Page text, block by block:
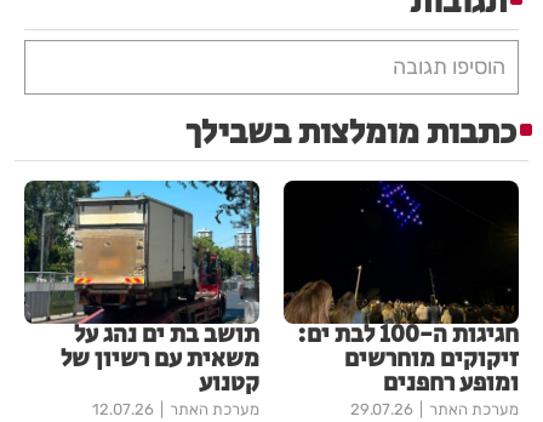
הוסיפו תגובה
כתבות מומלצות בשבילך
חגיגות ה-100 לבת ים:
זיקוקים מוחרשים
ומופע רחפנים
מערכת האתר 29.07.26
תושב בת ים נהג על
משאית עם רשיון של
קטנוע
מערכת האתר 12.07.26